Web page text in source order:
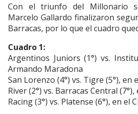
Con el triunfo del Millonario
Marcelo Gallardo finalizaron
Barracas, por lo que el cuadro
Cuadro 1:
Argentinos Juniors (1°) vs.
Armando Maradona
San Lorenzo (4°) vs. Tigre (5°), en
River (2°) vs. Barracas Central
Racing (3°) vs. Platense (6°), en el